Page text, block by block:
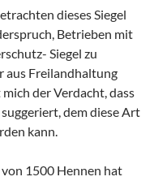
dieses Siegel
Betrieben mit
Siegel zu
aus Freilandhaltung
der Verdacht, dass
dem diese Art
kann.
1500 Hennen hat